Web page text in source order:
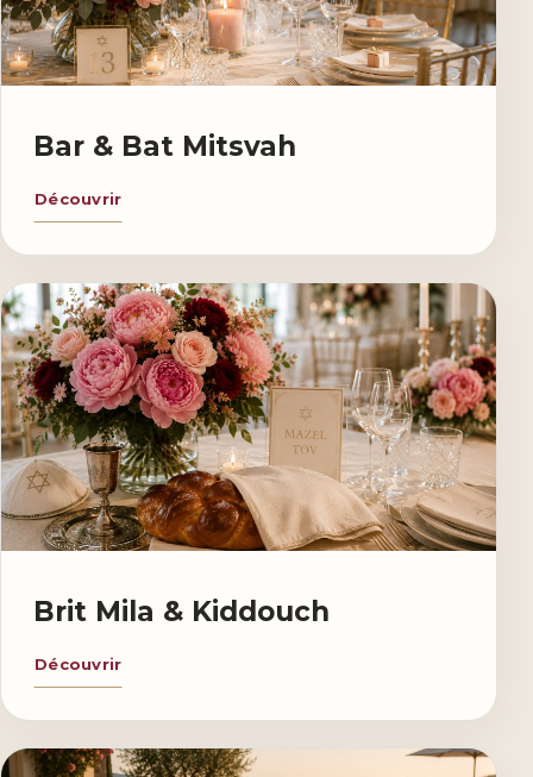
Bar & Bat Mitsvah
Découvrir
Brit Mila & Kiddouch
Découvrir